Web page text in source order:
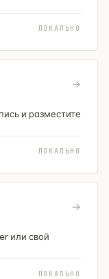
ЛОКАЛЬНО
→
и разместите
ЛОКАЛЬНО
→
или свой
ЛОКАЛЬНО